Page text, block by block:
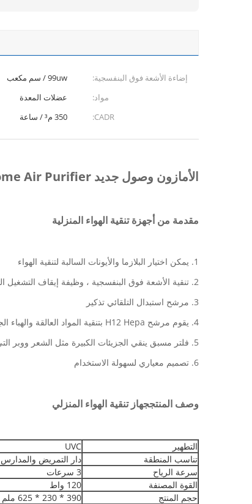
إضاءة الأشعة فوق البنفسجية: 99uw / سم مكعب
مواد:
عضلات المعدة
CADR:
350 م³ / ساعة
الأمازون وصول جديد Hepa Home Air Purifier والتعقيم بالأشعة فوق البنفسجية والتطهير
مقدمة من أجهزة تنقية الهواء المنزلية
1. يمكن اختيار البلازما والأيونات السالبة لتنقية الهواء
2. تنقية الأشعة فوق البنفسجية ، وظيفة إيقاف التشغيل التلقائي بالكامل تجعلها أكثر ملاءمة للاستخدام
3. مرشح استبدال التلقائي تذكير
4. يقوم مرشح H12 Hepa بتنقية المواد العالقة والهباء الجوي بكفاءة
5. فلتر مسبق ينقي الجزيئات الكبيرة مثل الشعر ووبر التي تكون فوق PM20
6. تصميم معياري لسهولة الاستخدام
وصف المنتججهاز تنقية الهواء المنزلي
التطهير
UVC
تناسب المنطقة
دار التمريض والمدارس
سرعة الرياح
3 سرعات
القوة المصنفة
120 واط
حجم المنتج
390 * 230 * 625 ملم